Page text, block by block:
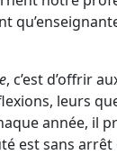
, c’est d’offrir
leurs
année, il
est sans